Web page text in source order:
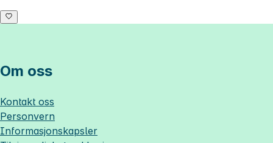
Om oss
Kontakt oss
Personvern
Informasjonskapsler